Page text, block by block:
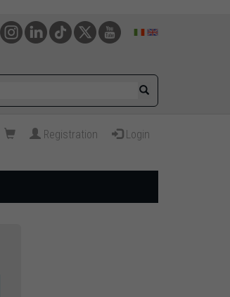
Registration Login